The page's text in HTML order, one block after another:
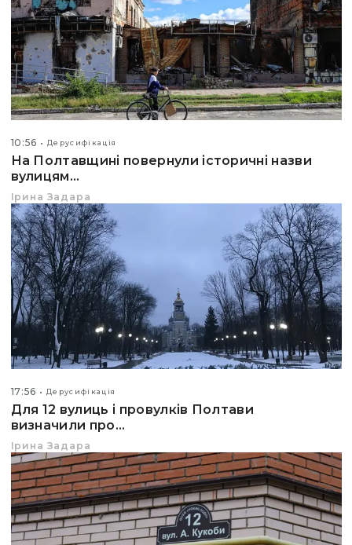
10:56 Дерусифікація
На Полтавщині повернули історичні назви
вулицям...
Ірина Задара
17:56 Дерусифікація
Для 12 вулиць і провулків Полтави
визначили про...
Ірина Задара